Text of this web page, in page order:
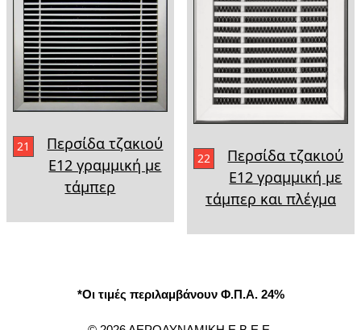
21
Περσίδα τζακιού
Ε12 γραμμική με
τάμπερ
22
Περσίδα τζακιού
Ε12 γραμμική με
τάμπερ και πλέγμα
*Οι τιμές περιλαμβάνουν Φ.Π.Α. 24%